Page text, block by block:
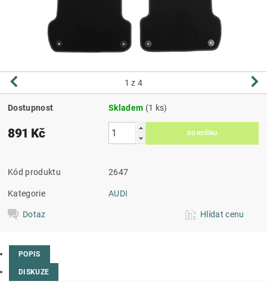
1 z 4
Dostupnost Skladem (1 ks)
891 Kč
Kód produktu 2647
Kategorie AUDI
Dotaz Hlídat cenu
POPIS
DISKUZE